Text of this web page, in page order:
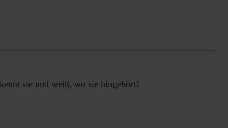
sie und weiß, wo sie hingehört?